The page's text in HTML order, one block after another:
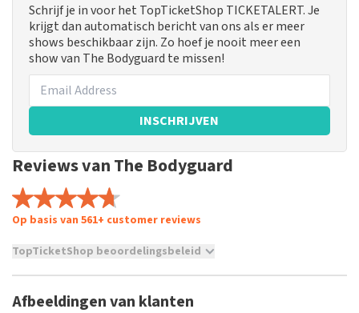
Schrijf je in voor het TopTicketShop TICKETALERT. Je
krijgt dan automatisch bericht van ons als er meer
shows beschikbaar zijn. Zo hoef je nooit meer een
show van The Bodyguard te missen!
INSCHRIJVEN
Reviews van The Bodyguard
Op basis van 561+ customer reviews
TopTicketShop beoordelingsbeleid
niet mogelijk om een review achter te laten als je geen
Afbeeldingen van klanten